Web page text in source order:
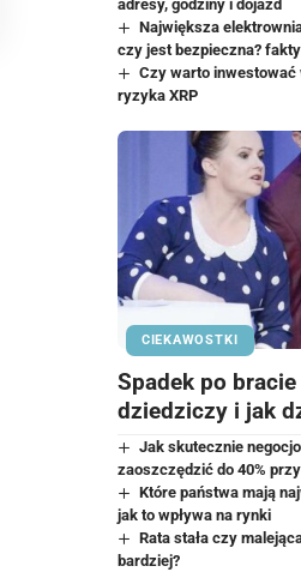
adresy, godziny i dojazd
Największa
czy jest bezpieczna?
Czy warto inwestować
ryzyka XRP
CIEKAWOSTKI
Spadek po
dziedziczy i jak
Jak skutecznie
zaoszczędzić do 40%
Które państwa mają
jak to wpływa na rynki
Rata stała czy
bardziej?